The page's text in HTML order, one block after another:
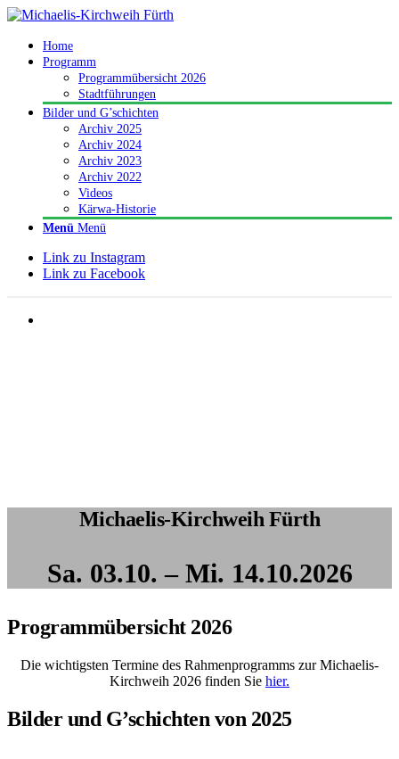
Home
Programm
Programmübersicht 2026
Stadtführungen
Bilder und G’schichten
Archiv 2025
Archiv 2024
Archiv 2023
Archiv 2022
Videos
Kärwa-Historie
Menü Menü
Link zu Instagram
Link zu Facebook
Michaelis-Kirchweih Fürth
Sa. 03.10. – Mi. 14.10.2026
Programmübersicht 2026
Die wichtigsten Termine des Rahmenprogramms zur Michaelis-
Kirchweih 2026 finden Sie hier.
Bilder und G’schichten von 2025